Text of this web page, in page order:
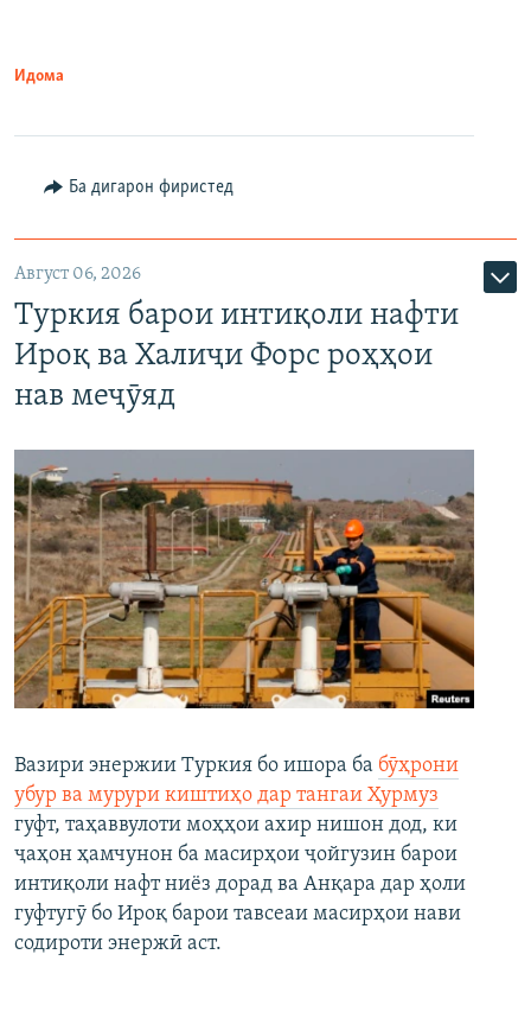
Идома
Ба дигарон фиристед
Август 06, 2026
Туркия барои интиқоли нафти
Ироқ ва Халиҷи Форс роҳҳои
нав меҷӯяд
Вазири энержии Туркия бо ишора ба бӯҳрони
убур ва мурури киштиҳо дар тангаи Ҳурмуз
гуфт, таҳаввулоти моҳҳои ахир нишон дод, ки
ҷаҳон ҳамчунон ба масирҳои ҷойгузин барои
интиқоли нафт ниёз дорад ва Анқара дар ҳоли
гуфтугӯ бо Ироқ барои тавсеаи масирҳои нави
содироти энержӣ аст.